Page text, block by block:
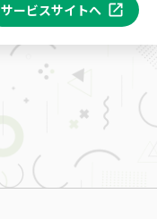
サービスサイトへ